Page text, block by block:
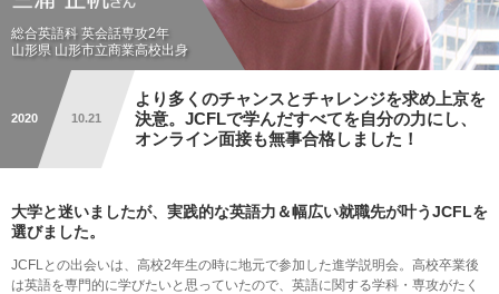
総合英語科 英会話専攻2年
山形県 山形市立商業高校出身
2020 10.21
より多くのチャンスとチャレンジを求め上京を
決意。 JCFLで学んだすべてを自分の力にし、
オンライン面接も無事合格しました！
大学と迷いましたが、実践的な英語力＆幅広い就職先が叶うJCFLを
選びました。
JCFLとの出会いは、高校2年生の時に地元で参加した進学説明会。高校卒業後
は英語を専門的に学びたいと思っていたので、英語に関する学科・専攻がたく